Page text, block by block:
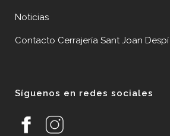
Noticias
Contacto Cerrajería Sant Joan Despí
Síguenos en redes sociales